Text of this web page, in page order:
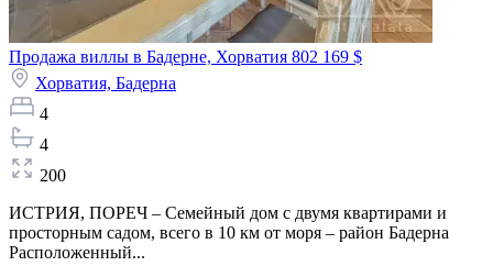
Продажа виллы в Бадерне, Хорватия 802 169 $
Хорватия, Бадерна
4
4
200
ИСТРИЯ, ПОРЕЧ – Семейный дом с двумя квартирами и
просторным садом, всего в 10 км от моря – район Бадерна
Расположенный...